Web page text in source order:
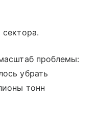
сектора.
проблемы:
убрать
тонн